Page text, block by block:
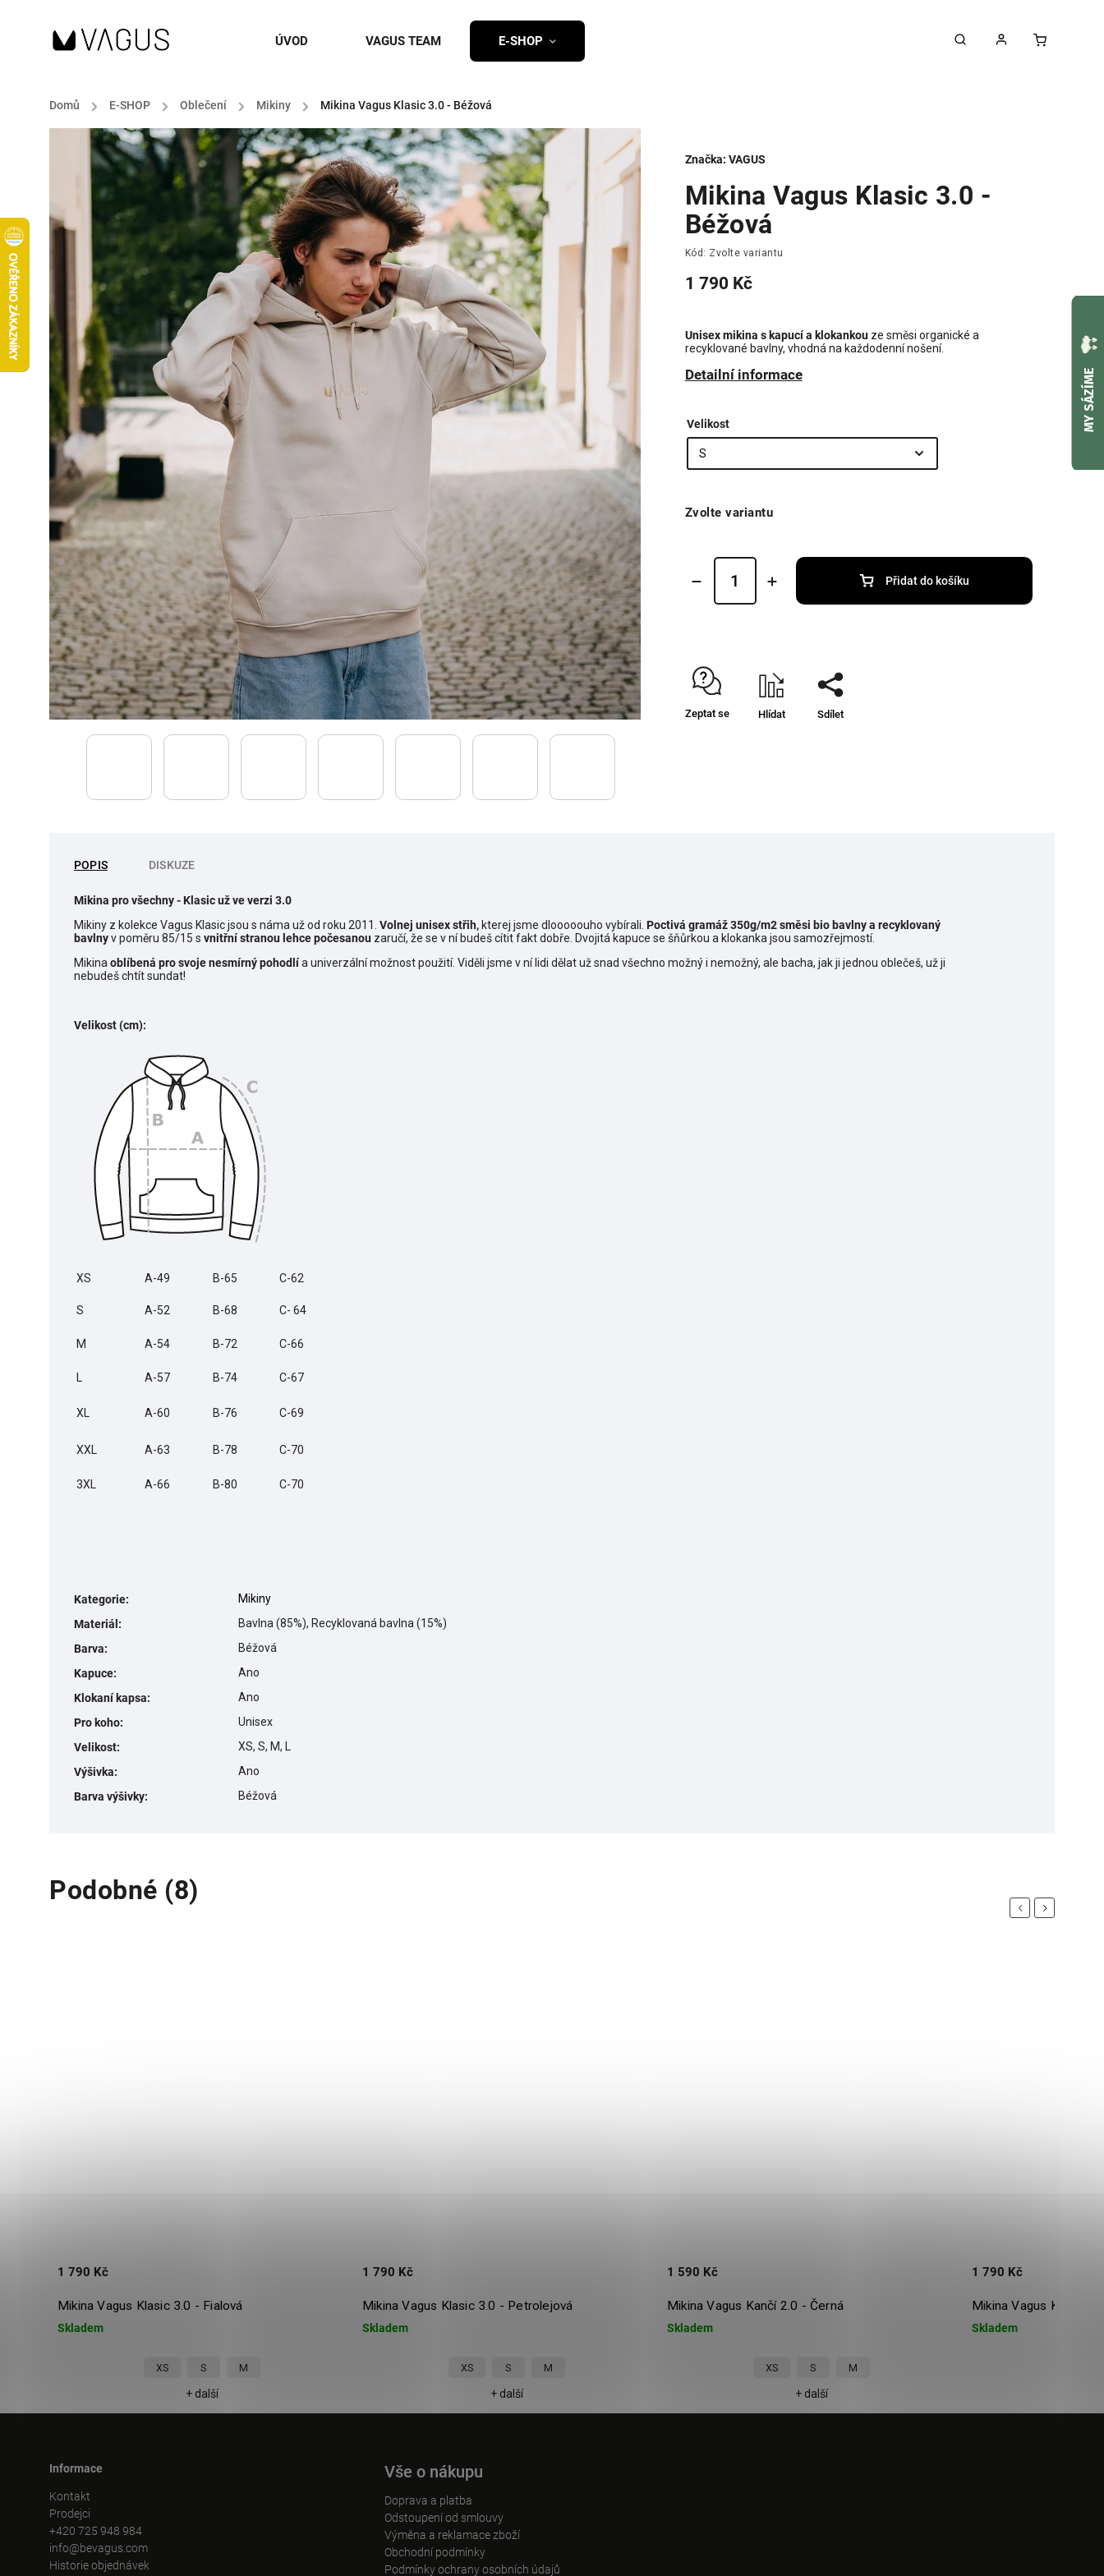
ÚVOD VAGUS TEAM E-SHOP
Domů / E-SHOP / Oblečení / Mikiny / Mikina Vagus Klasic 3.0 - Béžová
Mikina Vagus Klasic 3.0 -
Béžová
Kód: Zvolte variantu
1 790 Kč
Unisex mikina s kapucí a klokankouze směsi organické a
recyklované bavlny, vhodná na každodenní nošení.
Detailní informace
Značka: VAGUS
Velikost
Zvolte variantu
Přidat do košíku
Zeptat se Hlídat Sdílet
POPIS DISKUZE
Mikina pro všechny- Klasic už ve verzi 3.0
Mikiny z kolekce Vagus Klasic jsou s náma už od roku 2011. Volnej unisex střih, kterej jsme dlooooouho vybírali. Poctivá gramáž 350g/m2 směsi bio bavlny a recyklovaný
bavlnyv poměru 85/15 s vnitřní stranou lehce počesanou zaručí, že se v ní budeš cítit fakt dobře. Dvojitá kapuce se šňůrkou a klokanka jsou samozřejmostí.
Mikina oblíbená pro svoje nesmírný pohodlía univerzální možnost použití. Viděli jsme v ní lidi dělat už snad všechno možný i nemožný, ale bacha, jak ji jednou oblečeš, už ji
nebudeš chtít sundat!
Velikost (cm):
XS A-49 B-65 C-62
S A-52 B-68 C- 64
M A-54 B-72 C-66
L A-57 B-74 C-67
XL A-60 B-76 C-69
XXL A-63 B-78 C-70
3XL A-66 B-80 C-70
Kategorie:
Mikiny
Materiál :
Bavlna (85%), Recyklovaná bavlna (15%)
Barva:
Béžová
Kapuce:
Ano
Klokaní kapsa:
Ano
Pro koho:
Unisex
Velikost:
XS, S, M, L
Výšivka:
Ano
Barva výšivky: Béžová
Podobné (8)
Previous
Mikina Vagus Klasic 3.0 - Fialová
Skladem
1 790 Kč
XS M
+ další
Mikina Vagus Klasic 3.0 - Petrolejová
Skladem
1 790 Kč
XS M
+ další
Mikina Vagus Kančí 2.0 - Černá
Skladem
1 590 Kč
XS M
+ další
Mikina Vagus Klasic
Skladem
1 790 Kč
Next
Informace
Kontakt
Prodejci
+420 725 948 984
info@bevagus.com
Historie objednávek
Vše o nákupu
Doprava a platba
Odstoupení od smlouvy
Výměna a reklamace zboží
Obchodní podmínky
Podmínky ochrany osobních údajů
MY SÁZÍME